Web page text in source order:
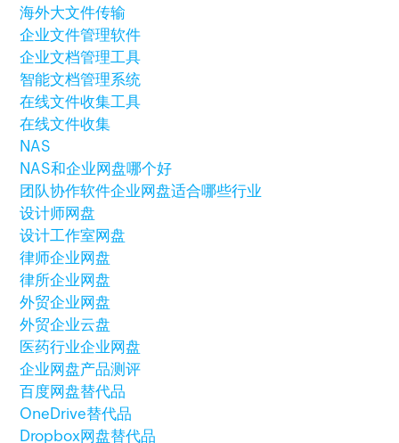
海外大文件传输
企业文件管理软件
企业文档管理工具
智能文档管理系统
在线文件收集工具
在线文件收集
NAS
NAS和企业网盘哪个好
团队协作软件企业网盘适合哪些行业
设计师网盘
设计工作室网盘
律师企业网盘
律所企业网盘
外贸企业网盘
外贸企业云盘
医药行业企业网盘
企业网盘产品测评
百度网盘替代品
OneDrive替代品
Dropbox网盘替代品